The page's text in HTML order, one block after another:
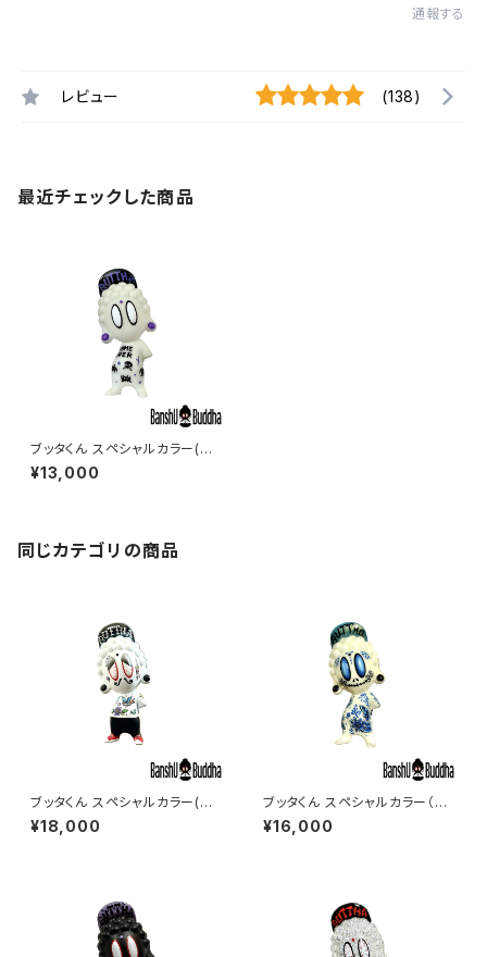
通報する
レビュー (138)
最近チェックした商品
ブッタくん スペシャルカラー(蓄
光#4) (BUTTHA kun Lumin
ous#4)
¥13,000
同じカテゴリの商品
ブッタくん スペシャルカラー(グ
ラフィティー#10) (BUTTHA k
un Graffiti#10)
¥18,000
ブッタくん スペシャルカラー（シ
ュガースカル #4）（BUTTHA k
un Sugar skull #4）
¥16,000